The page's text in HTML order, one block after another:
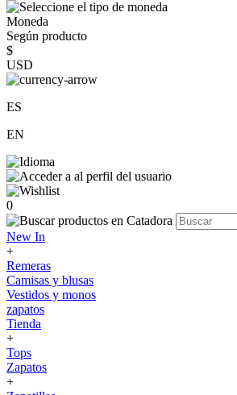
Moneda
Según producto
$
USD
ES
EN
0
New In
+
Remeras
Camisas y blusas
Vestidos y monos
zapatos
Tienda
+
Tops
Zapatos
+